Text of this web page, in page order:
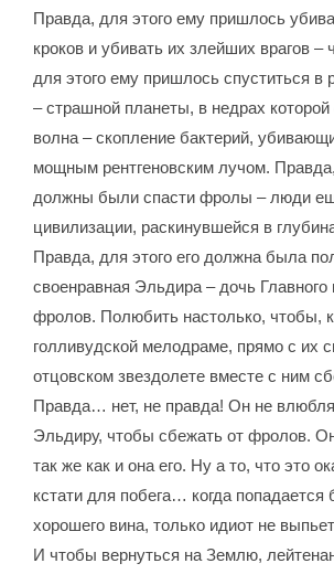
Правда, для этого ему пришлось
кроков и убивать их злейших врагов –
для этого ему пришлось спуститься в
– страшной планеты, в недрах которой
волна – скопление бактерий,
мощным рентгеновским лучом. Правда,
должны были спасти фролы – люди
цивилизации, раскинувшейся в
Правда, для этого его должна была
своенравная Эльдира – дочь Главного
фролов. Полюбить настолько, чтобы,
голливудской мелодраме, прямо с их
отцовском звездолете вместе с ним
Правда… нет, не правда! Он не
Эльдиру, чтобы сбежать от фролов.
так же как и она его. Ну а то, что это
кстати для побега… когда попадается
хорошего вина, только идиот не
И чтобы вернуться на Землю,